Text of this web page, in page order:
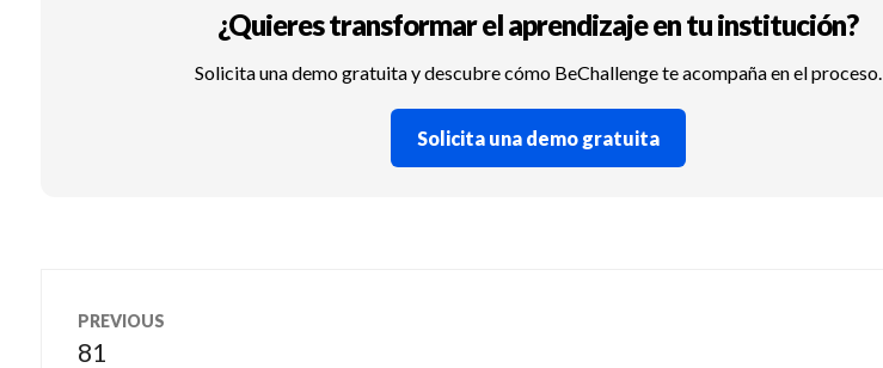
¿Quieres transformar el aprendizaje en tu institución?
Solicita una demo gratuita y descubre cómo BeChallenge te acompaña en el proceso.
Solicita una demo gratuita
PREVIOUS
Previous
81